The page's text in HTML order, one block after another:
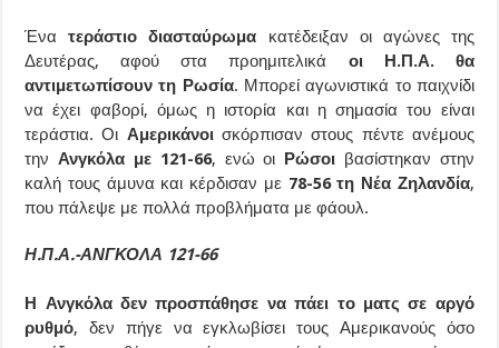
Ένατεράστιο διασταύρωμα κατέδειξαν οι αγώνες της
Δευτέρας, αφού στα προημιτελικά οι Η.Π.Α. θα
αντιμετωπίσουν τη Ρωσία. Μπορεί αγωνιστικά το παιχνίδι
να έχει φαβορί, όμως η ιστορία και η σημασία του είναι
τεράστια. Οι Αμερικάνοισκόρπισαν στους πέντε ανέμους
την Ανγκόλα με 121-66, ενώ οι Ρώσοι βασίστηκαν στην
καλή τους άμυνα και κέρδισαν με 78-56 τη Νέα Ζηλανδία,
που πάλεψε με πολλά προβλήματα με φάουλ.
Η.Π.Α.-ΑΝΓΚΟΛΑ 121-66
Η Ανγκόλα δεν προσπάθησε να πάει το ματς σε αργό
ρυθμό, δεν πήγε να εγκλωβίσει τους Αμερικανούς όσο